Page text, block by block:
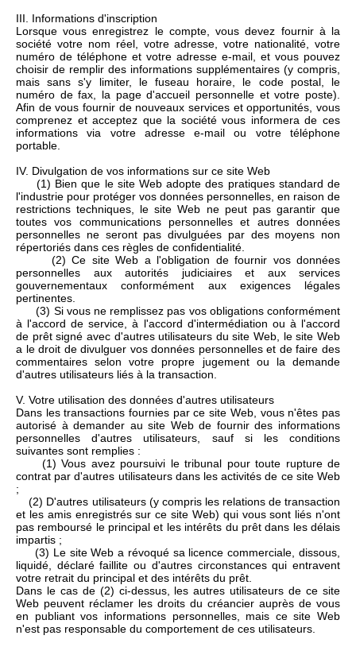
III. Informations d'inscription
Lorsque vous enregistrez le compte, vous devez fournir à la
société votre nom réel, votre adresse, votre nationalité, votre
numéro de téléphone et votre adresse e-mail, et vous pouvez
choisir de remplir des informations supplémentaires (y compris,
mais sans s'y limiter, le fuseau horaire, le code postal, le
numéro de fax, la page d'accueil personnelle et votre poste).
Afin de vous fournir de nouveaux services et opportunités, vous
comprenez et acceptez que la société vous informera de ces
informations via votre adresse e-mail ou votre téléphone
portable.
IV. Divulgation de vos informations sur ce site Web
(1) Bien que le site Web adopte des pratiques standard de
l'industrie pour protéger vos données personnelles, en raison de
restrictions techniques, le site Web ne peut pas garantir que
toutes vos communications personnelles et autres données
personnelles ne seront pas divulguées par des moyens non
répertoriés dans ces règles de confidentialité.
(2) Ce site Web a l'obligation de fournir vos données
personnelles aux autorités judiciaires et aux services
gouvernementaux conformément aux exigences légales
pertinentes.
(3) Si vous ne remplissez pas vos obligations conformément
à l'accord de service, à l'accord d'intermédiation ou à l'accord
de prêt signé avec d'autres utilisateurs du site Web, le site Web
a le droit de divulguer vos données personnelles et de faire des
commentaires selon votre propre jugement ou la demande
d'autres utilisateurs liés à la transaction.
V. Votre utilisation des données d'autres utilisateurs
Dans les transactions fournies par ce site Web, vous n'êtes pas
autorisé à demander au site Web de fournir des informations
personnelles d'autres utilisateurs, sauf si les conditions
suivantes sont remplies :
(1) Vous avez poursuivi le tribunal pour toute rupture de
contrat par d'autres utilisateurs dans les activités de ce site Web
;
(2) D'autres utilisateurs (y compris les relations de transaction
et les amis enregistrés sur ce site Web) qui vous sont liés n'ont
pas remboursé le principal et les intérêts du prêt dans les délais
impartis ;
(3) Le site Web a révoqué sa licence commerciale, dissous,
liquidé, déclaré faillite ou d'autres circonstances qui entravent
votre retrait du principal et des intérêts du prêt.
Dans le cas de (2) ci-dessus, les autres utilisateurs de ce site
Web peuvent réclamer les droits du créancier auprès de vous
en publiant vos informations personnelles, mais ce site Web
n'est pas responsable du comportement de ces utilisateurs.